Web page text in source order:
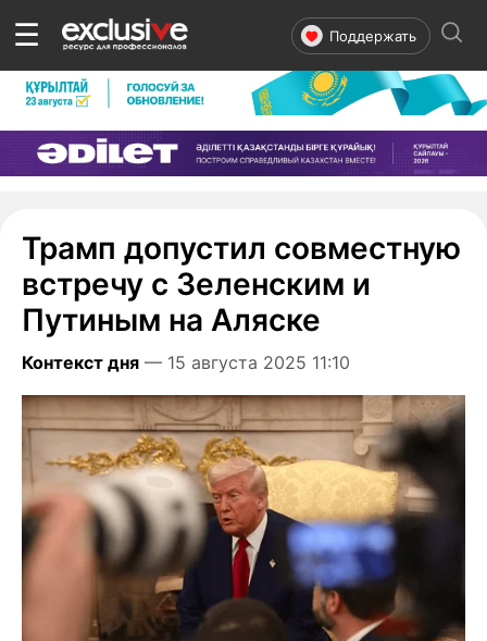
☰ Поддержать
Трамп допустил совместную
встречу с Зеленским и
Путиным на Аляске
Контекст дня — 15 августа 2025 11:10